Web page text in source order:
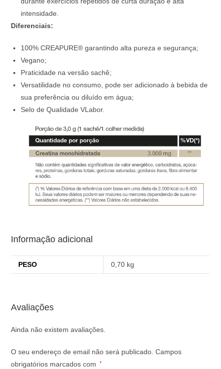
intensidade.
Diferenciais:
100% CREAPURE® garantindo alta pureza e segurança;
Vegano;
Praticidade na versão sachê;
Versatilidade no consumo, pode ser adicionado à bebida de
sua preferência ou diluído em água;
Selo de Qualidade VLabor.
Informação adicional
PESO 0,70 kg
Avaliações
Ainda não existem avaliações.
O seu endereço de email não será publicado. Campos
obrigatórios marcados com
*